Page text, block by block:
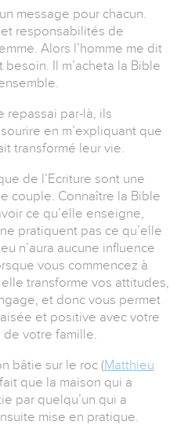
message pour chacun.
responsabilités de
Alors l’homme me dit
Il m’acheta la Bible
repassai par-là, ils
en m’expliquant que
transformé leur vie.
de l’Ecriture sont une
couple. Connaître la Bible
ce qu’elle enseigne,
pratiquent pas ce qu’elle
n’aura aucune influence
vous commencez à
transforme vos attitudes,
et donc vous permet
et positive avec votre
votre famille.
bâtie sur le roc (Matthieu
que la maison qui a
par quelqu’un qui a
mise en pratique.